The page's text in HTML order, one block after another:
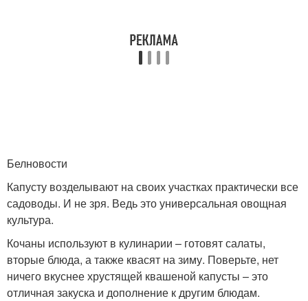
Белновости
Капусту возделывают на своих участках практически все
садоводы. И не зря. Ведь это универсальная овощная
культура.
Кочаны используют в кулинарии – готовят салаты,
вторые блюда, а также квасят на зиму. Поверьте, нет
ничего вкуснее хрустящей квашеной капусты – это
отличная закуска и дополнение к другим блюдам.